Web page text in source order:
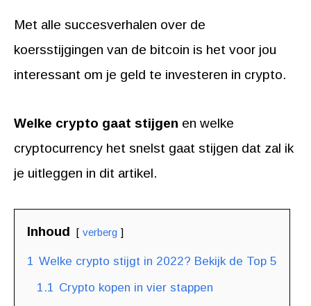
Met alle succesverhalen over de
koersstijgingen van de bitcoin is het voor jou
interessant om je geld te investeren in crypto.
Welke crypto gaat stijgen en welke
cryptocurrency het snelst gaat stijgen dat zal ik
je uitleggen in dit artikel.
Inhoud verberg
1 Welke crypto stijgt in 2022? Bekijk de Top 5
1.1
Crypto kopen in vier stappen